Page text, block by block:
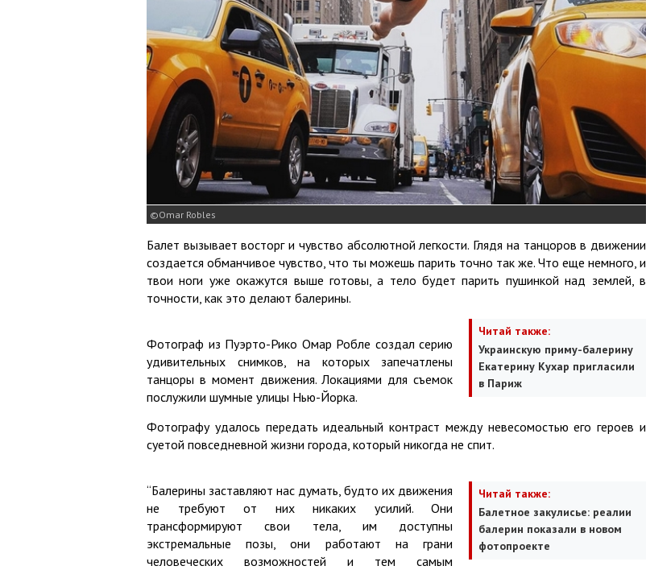
Omar Robles
Балет вызывает восторг и чувство абсолютной легкости. Глядя на танцоров в движении
создается обманчивое чувство, что ты можешь парить точно так же. Что еще немного, и
твои ноги уже окажутся выше готовы, а тело будет парить пушинкой над землей, в
точности, как это делают балерины.
Читай также:
Украинскую приму-балерину
Екатерину Кухар пригласили
в Париж
Фотограф из Пуэрто-Рико Омар Робле создал серию
удивительных снимков, на которых запечатлены
танцоры в момент движения. Локациями для съемок
послужили шумные улицы Нью-Йорка.
Фотографу удалось передать идеальный контраст между невесомостью его героев и
суетой повседневной жизни города, который никогда не спит.
Читай также:
Балетное закулисье: реалии
балерин показали в новом
фотопроекте
“Балерины заставляют нас думать, будто их движения
не требуют от них никаких усилий. Они
трансформируют свои тела, им доступны
экстремальные позы, они работают на грани
человеческих возможностей и тем самым